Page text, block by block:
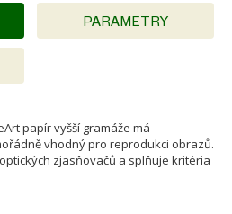
PARAMETRY
papír vyšší gramáže má
vhodný pro reprodukci obrazů.
zjasňovačů a splňuje kritéria